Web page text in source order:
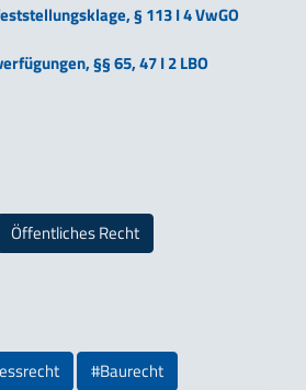
§ 113 I 4 VwGO
§§ 65, 47 I 2 LBO
Öffentliches Recht
#Baurecht